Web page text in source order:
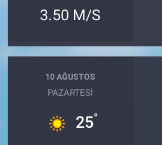
3.50 M/S
10 AĞUSTOS
PAZARTESI
25°